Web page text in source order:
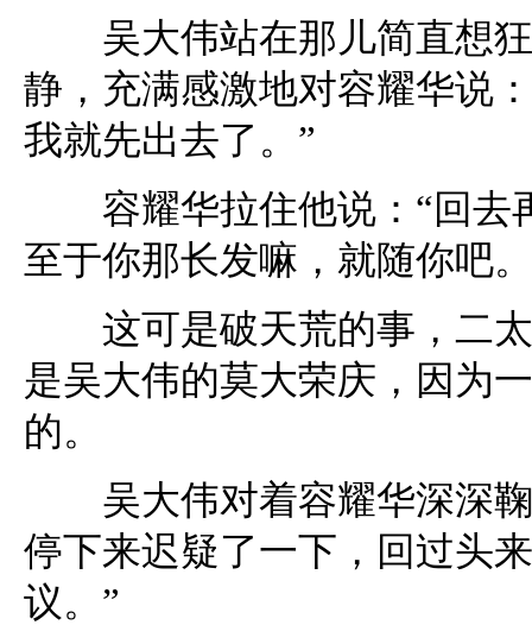
吴大伟站在那儿简直想狂
静，充满感激地对容耀华说
我就先出去了。”
容耀华拉住他说：“回去
至于你那长发嘛，就随你吧
这可是破天荒的事，二太
是吴大伟的莫大荣庆，因为
的。
吴大伟对着容耀华深深鞠
停下来迟疑了一下，回过头
议。”